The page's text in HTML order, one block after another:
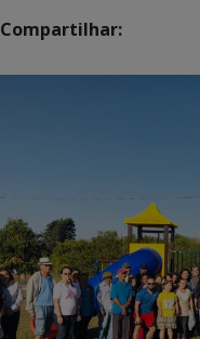
Compartilhar: